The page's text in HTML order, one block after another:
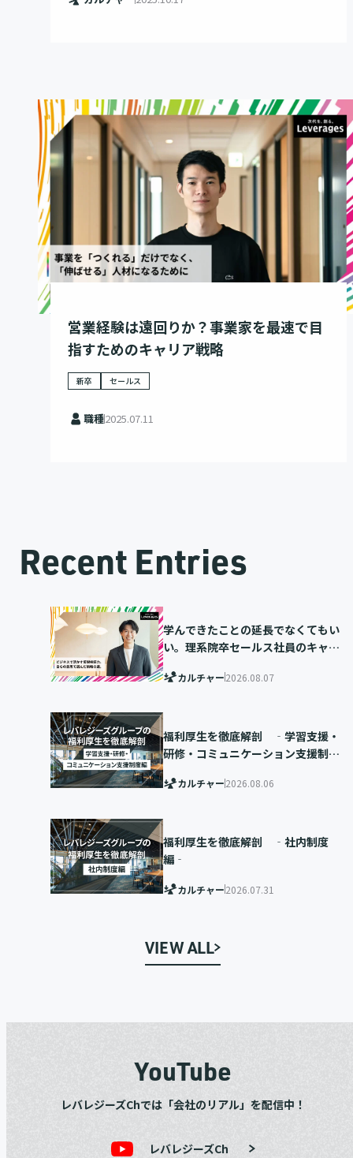
営業経験は遠回りか？事業家を最速で目
指すためのキャリア戦略
新卒 セールス
職種2025.07.11
Recent Entries
学んできたことの延長でなくてもい
い。理系院卒セールス社員のキャリ
カルチャー2026.08.07
福利厚生を徹底解剖 ‐学習支援・
研修・コミュニケーション支援制度
カルチャー2026.08.06
福利厚生を徹底解剖 ‐社内制度
編‐
カルチャー2026.07.31
VIEW ALL
YouTube
レバレジーズChでは「会社のリアル」を配信中！
レバレジーズCh